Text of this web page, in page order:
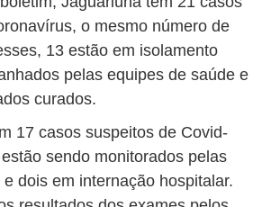
o mesmo número de
13 estão em isolamento
pelas equipes de saúde e
curados.
17 casos suspeitos de Covid-
sendo monitorados pelas
dois em internação hospitalar.